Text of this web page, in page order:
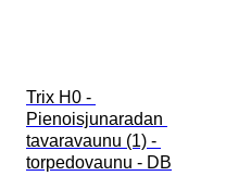
Trix H0 -
Pienoisjunaradan
tavaravaunu (1) -
torpedovaunu - DB